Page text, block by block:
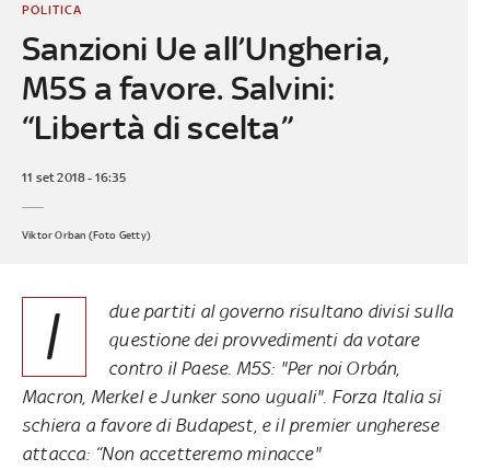
Sanzioni Ue all’Ungheria,
M5S a favore. Salvini:
“Libertà di scelta”
POLITICA
11 set 2018 - 16:35
Viktor Orban (Foto Getty)
I
due partiti al governo risultano divisi sulla
questione dei provvedimenti da votare
contro il Paese. M5S: "Per noi Orbán,
Macron, Merkel e Junker sono uguali". Forza Italia si
schiera a favore di Budapest, e il premier ungherese
attacca: “Non accetteremo minacce"